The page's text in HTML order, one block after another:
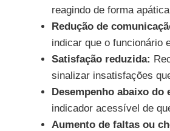
reagindo de forma
Redução de
indicar que o funcionário
Satisfação reduzida:
sinalizar insatisfações
Desempenho abaixo do
indicador acessível de
Aumento de faltas ou